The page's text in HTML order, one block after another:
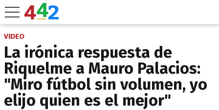
VIDEO
La irónica respuesta de
Riquelme a Mauro Palacios:
"Miro fútbol sin volumen, yo
elijo quien es el mejor"